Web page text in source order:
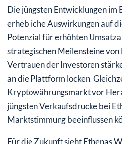
Die jüngsten Entwicklungen im
erhebliche Auswirkungen auf
Potenzial für erhöhten
strategischen Meilensteine von
Vertrauen der Investoren
an die Plattform locken.
Kryptowährungsmarkt vor
jüngsten Verkaufsdrucke bei
Marktstimmung beeinflussen
Für die Zukunft sieht Ethenas